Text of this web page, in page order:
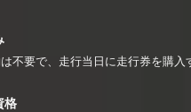
不要で、走行当日に走行券を購入
格